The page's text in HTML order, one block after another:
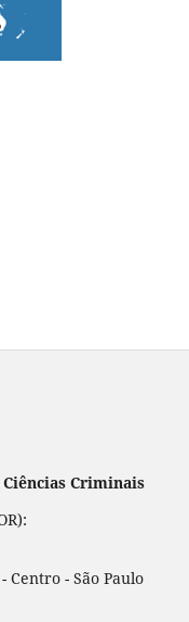
Criminais
Centro - São Paulo